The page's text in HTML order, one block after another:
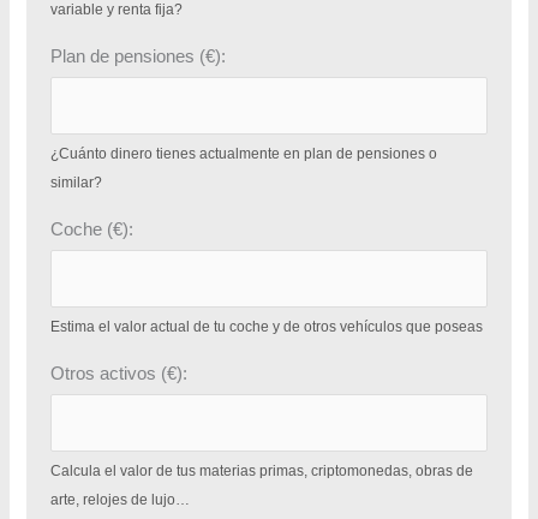
variable y renta fija?
Plan de pensiones (€):
¿Cuánto dinero tienes actualmente en plan de pensiones o
similar?
Coche (€):
Estima el valor actual de tu coche y de otros vehículos que poseas
Otros activos (€):
Calcula el valor de tus materias primas, criptomonedas, obras de
arte, relojes de lujo…